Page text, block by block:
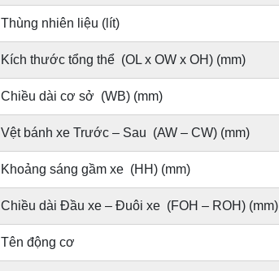
Thùng nhiên liệu (lít)
Kích thước tổng thể (OL x OW x OH) (mm)
Chiều dài cơ sở (WB) (mm)
Vệt bánh xe Trước – Sau (AW – CW) (mm)
Khoảng sáng gầm xe (HH) (mm)
Chiều dài Đầu xe – Đuôi xe (FOH – ROH) (mm)
Tên động cơ